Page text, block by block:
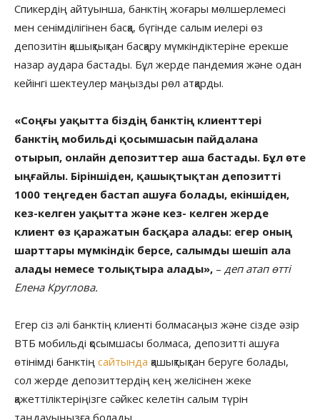
Спикердің айтуынша, банктің жоғары мөлшерлемесі
мен сенімділігінен басқа, бүгінде салым иелері өз
депозитін қашықтықтан басқару мүмкіндіктеріне ерекше
назар аудара бастады. Бұл жерде пандемия және одан
кейінгі шектеулер маңызды рөл атқарды.
«Соңғы уақытта біздің банктің клиенттері
банктің мобильді қосымшасын пайдалана
отырып, онлайн депозиттер аша бастады. Бұл өте
ыңғайлы. Біріншіден, қашықтықтан депозитті
1000 теңгеден бастап ашуға болады, екіншіден,
кез-келген уақытта және кез- келген жерде
клиент өз қаражатын басқара алады: егер оның
шарттары мүмкіндік берсе, салымды шешіп ала
алады немесе толықтыра алады», – деп атап өтті
Елена Круглова.
Егер сіз әлі банктің клиенті болмасаңыз және сізде әзір
ВТБ мобильді қосымшасы болмаса, депозитті ашуға
өтінімді банктің сайтында қашықтықтан беруге болады,
сол жерде депозиттердің кең желісінен жеке
қажеттіліктеріңізге сәйкес келетін салым түрін
таңдауыңызға болады.